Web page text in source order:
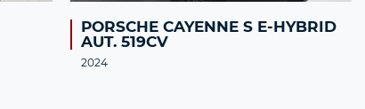
PORSCHE CAYENNE S E-HYBRID
AUT. 519CV
2024